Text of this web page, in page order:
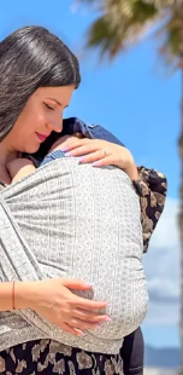
particolari
è sostenitivo,
con l’uso e i
DIDYMOS, Prima
giorni e offre un
ai primi anni di vita